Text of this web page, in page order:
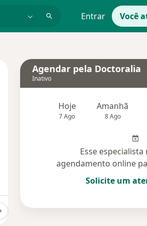
Entrar Você
Dúvidas respondidas (1)
Agendar pela Doctoralia
Inativo
Hoje
7 Ago
Amanhã
8 Ago
Esse
agendamento online
Solicite um